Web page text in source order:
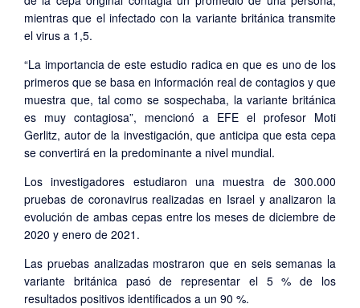
mientras que el infectado con la variante británica transmite
el virus a 1,5.
“La importancia de este estudio radica en que es uno de los
primeros que se basa en información real de contagios y que
muestra que, tal como se sospechaba, la variante británica
es muy contagiosa”, mencionó a EFE el profesor Moti
Gerlitz, autor de la investigación, que anticipa que esta cepa
se convertirá en la predominante a nivel mundial.
Los investigadores estudiaron una muestra de 300.000
pruebas de coronavirus realizadas en Israel y analizaron la
evolución de ambas cepas entre los meses de diciembre de
2020 y enero de 2021.
Las pruebas analizadas mostraron que en seis semanas la
variante británica pasó de representar el 5 % de los
resultados positivos identificados a un 90 %.